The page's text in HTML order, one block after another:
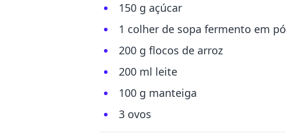
150 g açúcar
1 colher de sopa fermento em pó
200 g flocos de arroz
200 ml leite
100 g manteiga
3 ovos